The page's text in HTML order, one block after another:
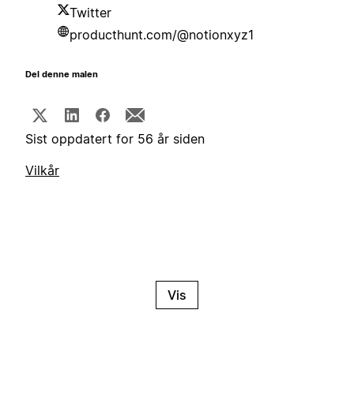
Twitter
producthunt.com/@notionxyz1
Del denne malen
Sist oppdatert for 56 år siden
Vilkår
Vis